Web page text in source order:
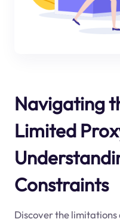
Navigating
Limited
Constraints
Discover the